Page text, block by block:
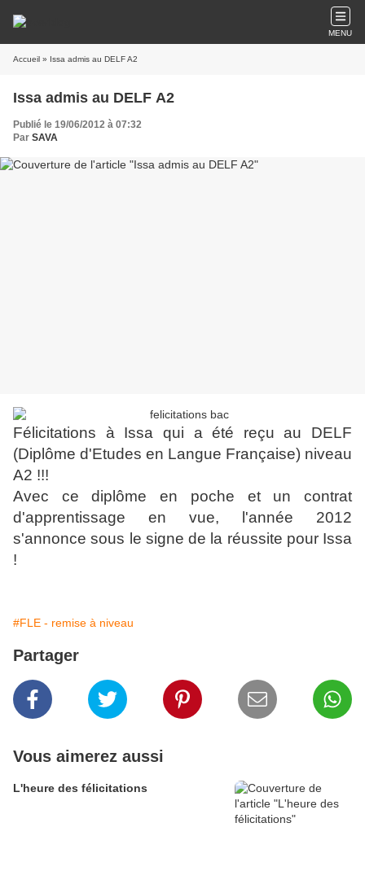
MENU
Accueil » Issa admis au DELF A2
Issa admis au DELF A2
Publié le 19/06/2012 à 07:32
Par SAVA
Félicitations à Issa qui a été reçu au DELF
(Diplôme d'Etudes en Langue Française) niveau
A2 !!!
Avec ce diplôme en poche et un contrat
d'apprentissage en vue, l'année 2012
s'annonce sous le signe de la réussite pour Issa
!
#FLE - remise à niveau
Partager
Vous aimerez aussi
L'heure des félicitations